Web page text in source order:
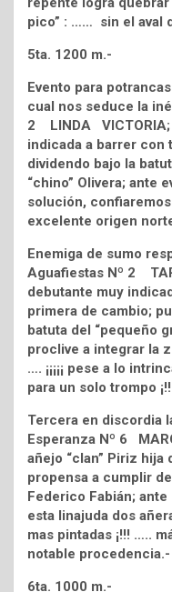
pico” : …… sin el aval
5ta. 1200 m.-
Evento para
cual nos seduce la
2 LINDA VICTORIA;
indicada a barrer con
dividendo bajo la
“chino” Olivera; ante
solución,
excelente origen
Enemiga de sumo
Aguafiestas Nº 2
debutante muy
primera de cambio;
batuta del “pequeño
proclive a integrar la
…. ¡¡¡¡¡ pese a lo
para un solo trompo
Tercera en discordia
Esperanza Nº 6
añejo “clan” Piriz hija
propensa a cumplir
Federico Fabián;
esta linajuda dos
mas pintadas ¡!!! …..
notable procedencia.-
6ta. 1000 m.-